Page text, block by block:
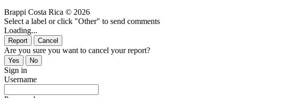
Brappi Costa Rica © 2026
Select a label or click "Other" to send comments
Loading...
Are you sure you want to cancel your report?
Sign in
Username